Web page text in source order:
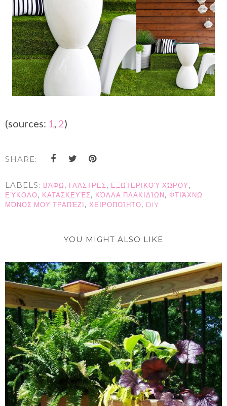
(sources: 1 2)
SHARE:
LABELS: ΒΆΦΩ, ΓΛΆΣΤΡΕΣ, ΕΞΩΤΕΡΙΚΟΎ ΧΏΡΟΥ,
ΕΎΚΟΛΟ, ΚΑΤΑΣΚΕΥΈΣ, ΚΌΛΛΑ ΠΛΑΚΙΔΊΩΝ, ΦΤΙΆΧΝΩ
ΜΌΝΟΣ ΜΟΥ ΤΡΑΠΈΖΙ, ΧΕΙΡΟΠΟΊΗΤΟ, DIY
YOU MIGHT ALSO LIKE